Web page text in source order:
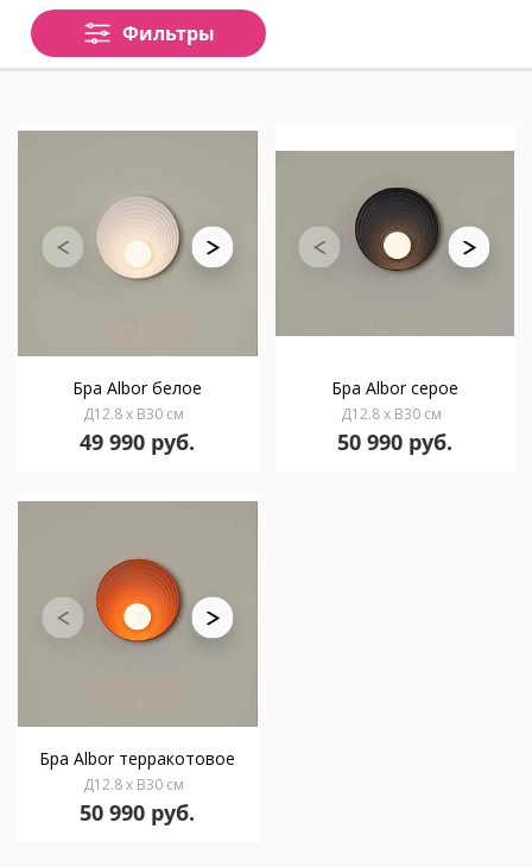
Фильтры
Бра Albor белое
Д12.8 x В30 см
49 990 руб.
Бра Albor серое
Д12.8 x В30 см
50 990 руб.
Бра Albor терракотовое
Д12.8 x В30 см
50 990 руб.